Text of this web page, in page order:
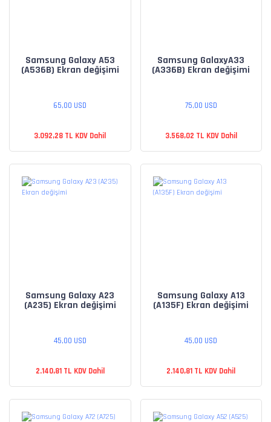
Samsung Galaxy A53
(A536B) Ekran değişimi
65,00 USD
3.092,28 TL KDV Dahil
Samsung GalaxyA33
(A336B) Ekran değişimi
75,00 USD
3.568,02 TL KDV Dahil
Samsung Galaxy A23
(A235) Ekran değişimi
45,00 USD
2.140,81 TL KDV Dahil
Samsung Galaxy A13
(A135F) Ekran değişimi
45,00 USD
2.140,81 TL KDV Dahil